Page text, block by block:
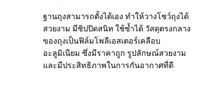
ฐานถุงสามารถตั้งได้เอง ทำให้วางโชว์ถุงได้
สวยงาม มีซิปปิดสนิท ใช้ซ้ำได้ วัสดุตรงกลาง
ของถุงเป็นฟิล์มโพลีเอสเตอร์เคลือบ
อะลูมิเนียม ซึ่งมีราคาถูก รูปลักษณ์สวยงาม
และมีประสิทธิภาพในการกันอากาศที่ดี